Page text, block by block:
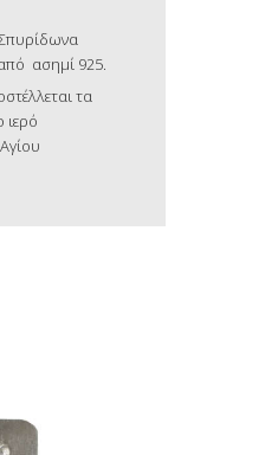
ασημί 925.
τα
ιερό